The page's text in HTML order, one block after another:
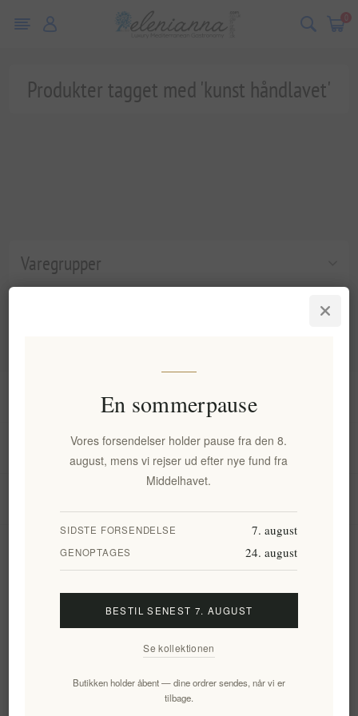
0
Varegrupper
Produkter tagget med 'kunst håndlavet'
Min konto
Tilmeld Frameld
En sommerpause
Vores forsendelser holder pause fra den 8.
august, mens vi rejser ud efter nye fund fra
Middelhavet.
SIDSTE FORSENDELSE 7. august
GENOPTAGES 24. august
BESTIL SENEST 7. AUGUST
Se kollektionen
Butikken holder åbent — dine ordrer sendes, når vi er
tilbage.